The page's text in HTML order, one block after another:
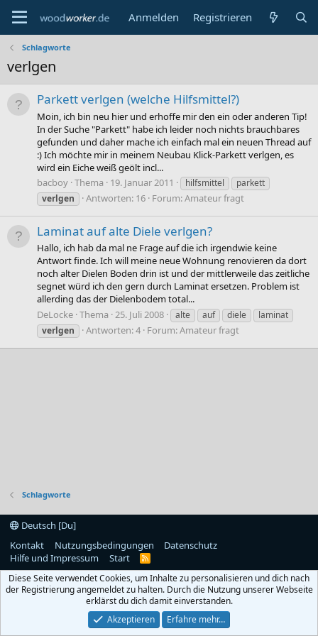
Anmelden Registrieren
Schlagworte
verlgen
Parkett verlgen (welche Hilfsmittel?)
Moin, ich bin neu hier und erhoffe mir den ein oder anderen Tip!
In der Suche "Parkett" habe ich leider noch nichts brauchbares
gefunden und daher mache ich einfach mal ein neuen Thread auf
:) Ich möchte mir in meinem Neubau Klick-Parkett verlgen, es
wird ein Eiche weiß geölt incl...
bacboy Thema 19. Januar 2011 hilfsmittel
parkett
verlgen
Antworten: 16 Forum:Amateur fragt
Laminat auf alte Diele verlgen?
Hallo, ich hab da mal ne Frage auf die ich irgendwie keine
Antwort finde. Ich will meine neue Wohnung renovieren da dort
noch alter Dielen Boden drin ist und der mittlerweile das zeitliche
segnet würd ich den gern durch Laminat ersetzen. Problem ist
allerding das der Dielenbodem total...
DeLocke Thema 25. Juli 2008 alte auf diele
laminat
verlgen
Antworten: 4 Forum:Amateur fragt
Schlagworte
Deutsch [Du]
Kontakt
Nutzungsbedingungen
Datenschutz
Hilfe und Impressum
Start
R
S
Diese Seite verwendet Cookies, um Inhalte zu personalisieren und dich nach
der Registrierung angemeldet zu halten. Durch die Nutzung unserer Webseite
erklärst du dich damit einverstanden.
Akzeptieren
Erfahre mehr…